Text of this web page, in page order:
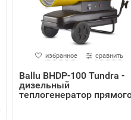
избранное сравнить
Ballu BHDP-100 Tundra -
дизельный
теплогенератор